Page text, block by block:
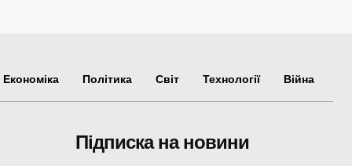
Економіка Політика Світ Технології Війна
Підписка на новини